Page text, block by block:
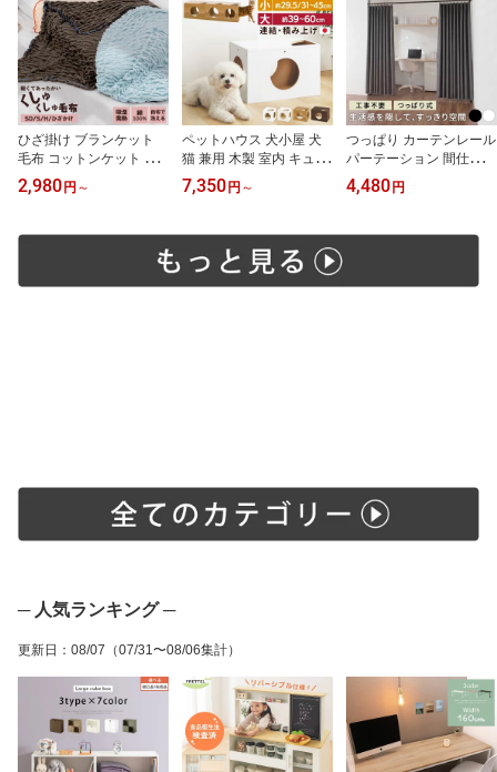
ひざ掛け ブランケット
毛布 コットンケット 吸
湿発熱 あったかい 暖か
い 低ホルムアルデヒド
ゅくしゅ ケット 吸湿 韓
国風 綿毛布 かわいい セ
フ/ひざ掛け/アイボリー/
2,980 円 ～
ペットハウス 犬小屋 犬
猫 兼用 木製 室内 キュー
ブハウス 2匹で使える 積
み上げ キャットタワー
簡単組立 ドッグハウス
家具調 猫ハウス キャッ
トハウス 可愛い ホワイ
ト/ホワイトウッド/オー
7,350 円 ～
つっぱり カーテンレール
パーテーション 間仕切り
部屋 カーテン 部屋仕切
り 目隠し 間仕切りカー
さ調節 工具不要 賃貸OK
省エネ ブラック/ホワイ
4,480 円
─ 人気ランキング ─
更新日 ： 08/07 （07/31〜08/06集計）